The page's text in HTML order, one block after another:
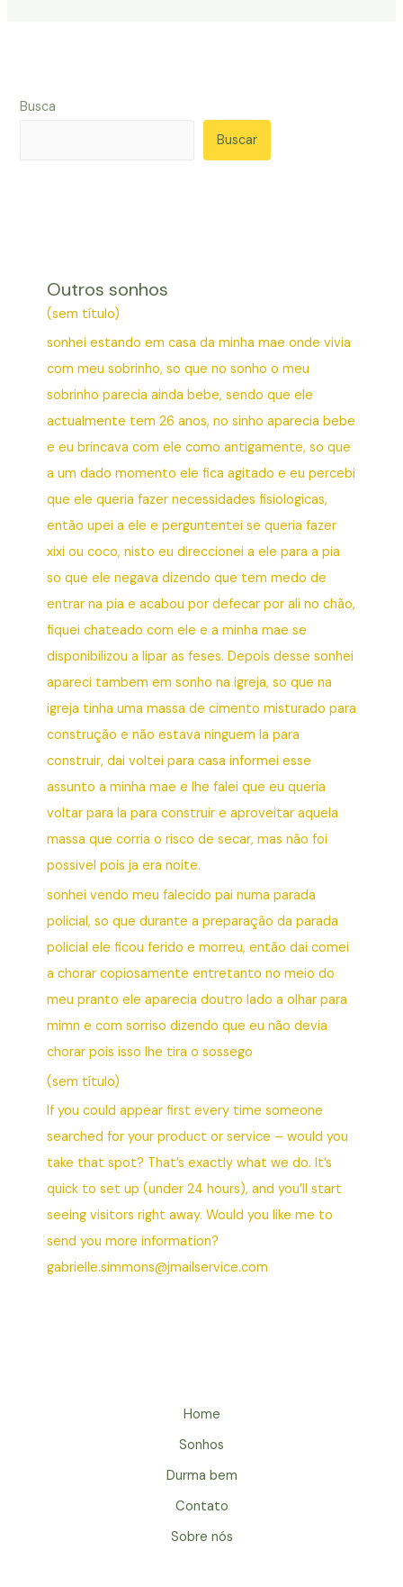
Busca
Buscar
Outros sonhos
(sem título)
sonhei estando em casa da minha mae onde vivia
com meu sobrinho, so que no sonho o meu
sobrinho parecia ainda bebe, sendo que ele
actualmente tem 26 anos, no sinho aparecia bebe
e eu brincava com ele como antigamente, so que
a um dado momento ele fica agitado e eu percebi
que ele queria fazer necessidades fisiologicas,
então upei a ele e perguntentei se queria fazer
xixi ou coco, nisto eu direccionei a ele para a pia
so que ele negava dizendo que tem medo de
entrar na pia e acabou por defecar por ali no chão,
fiquei chateado com ele e a minha mae se
disponibilizou a lipar as feses. Depois desse sonhei
apareci tambem em sonho na igreja, so que na
igreja tinha uma massa de cimento misturado para
construção e não estava ninguem la para
construir, dai voltei para casa informei esse
assunto a minha mae e lhe falei que eu queria
voltar para la para construir e aproveitar aquela
massa que corria o risco de secar, mas não foi
possivel pois ja era noite.
sonhei vendo meu falecido pai numa parada
policial, so que durante a preparação da parada
policial ele ficou ferido e morreu, então dai comei
a chorar copiosamente entretanto no meio do
meu pranto ele aparecia doutro lado a olhar para
mimn e com sorriso dizendo que eu não devia
chorar pois isso lhe tira o sossego
(sem título)
If you could appear first every time someone
searched for your product or service – would you
take that spot? That’s exactly what we do. It’s
quick to set up (under 24 hours), and you’ll start
seeing visitors right away. Would you like me to
send you more information?
gabrielle.simmons@jmailservice.com
Home
Sonhos
Durma bem
Contato
Sobre nós